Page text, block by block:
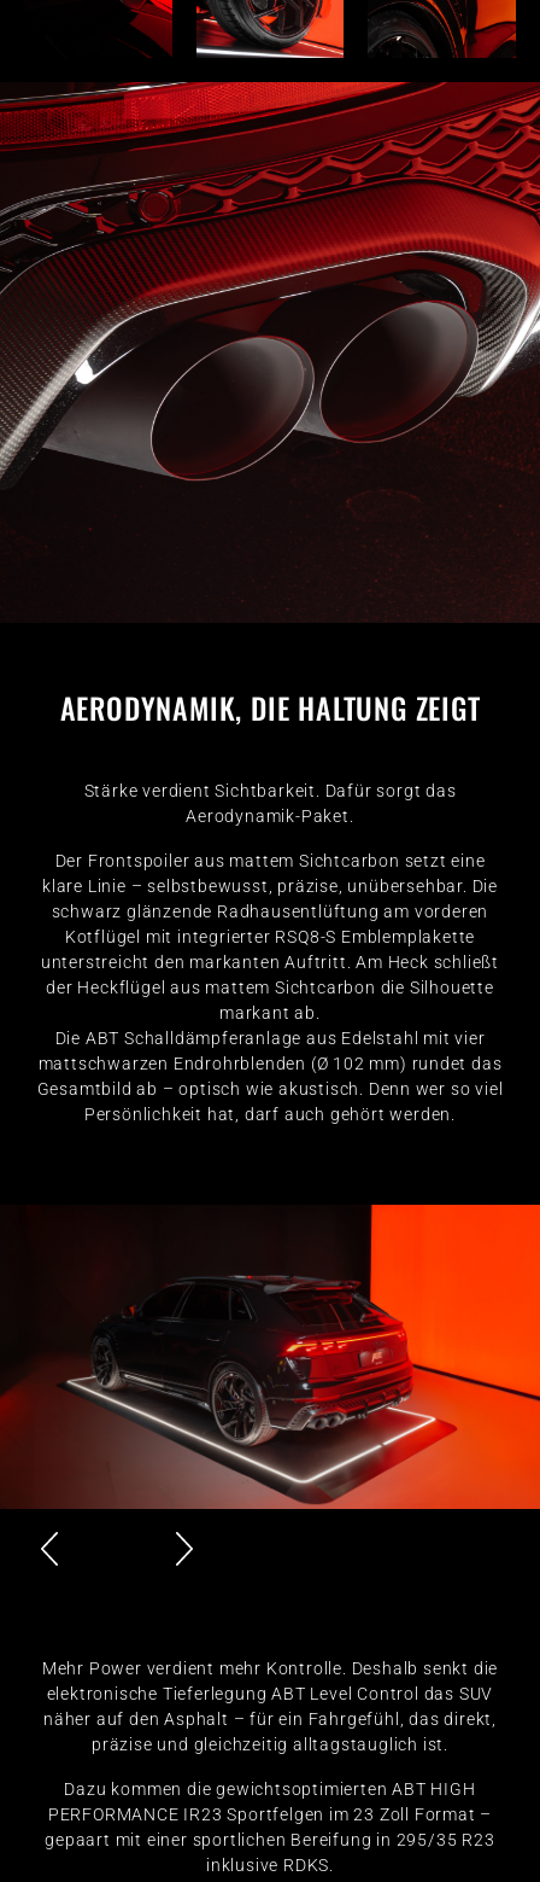
AERODYNAMIK, DIE HALTUNG ZEIGT
Stärke verdient Sichtbarkeit. Dafür sorgt das
Aerodynamik-Paket.
Der Frontspoiler aus mattem Sichtcarbon setzt eine
klare Linie – selbstbewusst, präzise, unübersehbar. Die
schwarz glänzende Radhausentlüftung am vorderen
Kotflügel mit integrierter RSQ8-S Emblemplakette
unterstreicht den markanten Auftritt. Am Heck schließt
der Heckflügel aus mattem Sichtcarbon die Silhouette
markant ab.
Die ABT Schalldämpferanlage aus Edelstahl mit vier
mattschwarzen Endrohrblenden (Ø 102 mm) rundet das
Gesamtbild ab – optisch wie akustisch. Denn wer so viel
Persönlichkeit hat, darf auch gehört werden.
Mehr Power verdient mehr Kontrolle. Deshalb senkt die
elektronische Tieferlegung ABT Level Control das SUV
näher auf den Asphalt – für ein Fahrgefühl, das direkt,
präzise und gleichzeitig alltagstauglich ist.
Dazu kommen die gewichtsoptimierten ABT HIGH
PERFORMANCE IR23 Sportfelgen im 23 Zoll Format –
gepaart mit einer sportlichen Bereifung in 295/35 R23
inklusive RDKS.